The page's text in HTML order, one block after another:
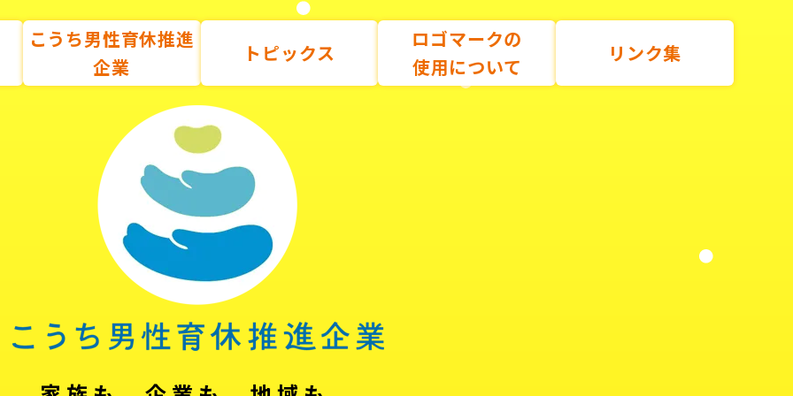
こうち男性育休推進
企業
トピックス
ロゴマークの
使用について
リンク集